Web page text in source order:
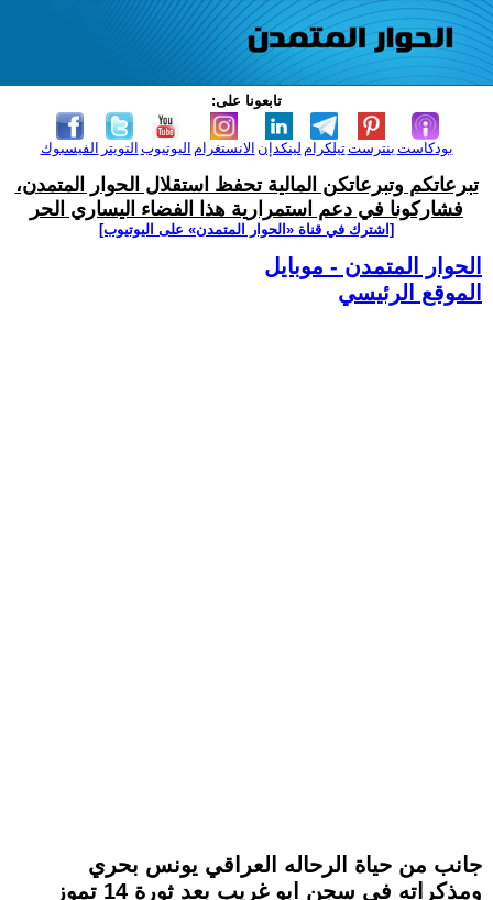
تابعونا على:
الفيسبوك التويتر اليوتيوب الانستغرام لينكدإن تيلكرامبنترست بودكاست
تبرعاتكم وتبرعاتكن المالية تحفظ استقلال الحوار المتمدن،
فشاركونا في دعم استمرارية هذا الفضاء اليساري الحر
[اشترك في قناة ‫«الحوار المتمدن» على اليوتيوب]
الحوار المتمدن - موبايل
الموقع الرئيسي
جانب من حياة الرحاله العراقي يونس بحري
ومذكراته في سجن ابو غريب بعد ثورة 14 تموز